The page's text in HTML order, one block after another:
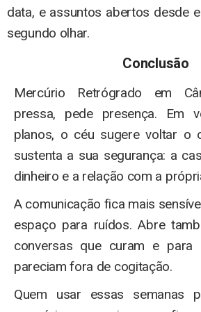
data, e assuntos abertos desde
segundo olhar.
Conclusão
Mercúrio Retrógrado em
pressa, pede presença. Em
planos, o céu sugere voltar o
sustenta a sua segurança: a
dinheiro e a relação com a
A comunicação fica mais
espaço para ruídos. Abre
conversas que curam e para
pareciam fora de cogitação.
Quem usar essas semanas